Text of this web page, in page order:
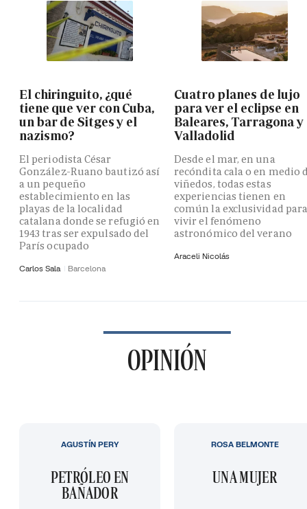
El chiringuito, ¿qué
tiene que ver con Cuba,
un bar de Sitges y el
nazismo?
El periodista César
González-Ruano bautizó así
a un pequeño
establecimiento en las
playas de la localidad
catalana donde se refugió en
1943 tras ser expulsado del
París ocupado
Carlos Sala Barcelona
Cuatro planes de lujo
para ver el eclipse en
Baleares, Tarragona y
Valladolid
Desde el mar, en una
recóndita cala o en medio
viñedos, todas estas
experiencias tienen en
común la exclusividad
vivir el fenómeno
astronómico del verano
Araceli Nicolás
OPINIÓN
PETRÓLEO EN
BAÑADOR
AGUSTÍN PERY
UNA MUJER
ROSA BELMONTE